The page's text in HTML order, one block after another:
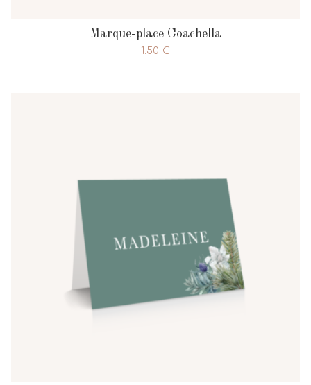
Marque-place Coachella
1.50 €